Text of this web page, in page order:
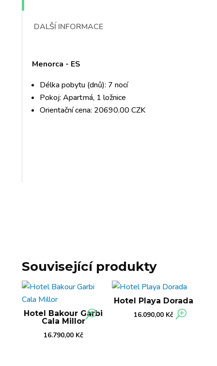
DALŠÍ INFORMACE
Menorca - ES
Délka pobytu (dnů): 7 nocí
Pokoj: Apartmá, 1 ložnice
Orientační cena: 20690.00 CZK
Související produkty
Hotel Bakour Garbi
Cala Millor
16.790,00 Kč
Hotel Playa Dorada
16.090,00 Kč